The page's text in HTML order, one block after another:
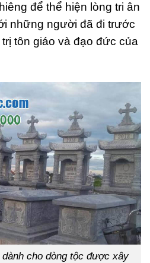
để thể hiện lòng tri ân
những người đã đi trước
tôn giáo và đạo đức của
cho dòng tộc được xây